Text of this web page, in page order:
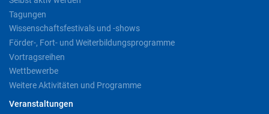
Tagungen
Wissenschaftsfestivals und -shows
Förder-, Fort- und Weiterbildungsprogramme
Vortragsreihen
Wettbewerbe
Weitere Aktivitäten und Programme
Veranstaltungen